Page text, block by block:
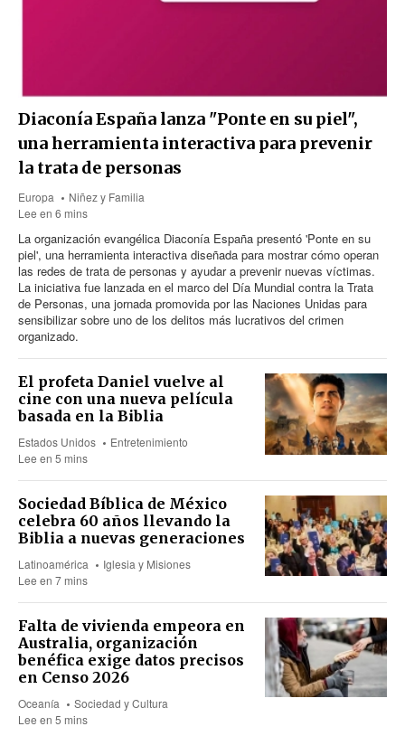
Diaconía España lanza "Ponte en su piel",
una herramienta interactiva para prevenir
la trata de personas
Europa
Niñez y Familia
Lee en 6 mins
La organización evangélica Diaconía España presentó 'Ponte en su
piel', una herramienta interactiva diseñada para mostrar cómo operan
las redes de trata de personas y ayudar a prevenir nuevas víctimas.
La iniciativa fue lanzada en el marco del Día Mundial contra la Trata
de Personas, una jornada promovida por las Naciones Unidas para
sensibilizar sobre uno de los delitos más lucrativos del crimen
organizado.
El profeta Daniel vuelve al
cine con una nueva película
basada en la Biblia
Estados Unidos
Entretenimiento
Lee en 5 mins
Sociedad Bíblica de México
celebra 60 años llevando la
Biblia a nuevas generaciones
Latinoamérica
Iglesia y Misiones
Lee en 7 mins
Falta de vivienda empeora en
Australia, organización
benéfica exige datos precisos
en Censo 2026
Oceanía
Sociedad y Cultura
Lee en 5 mins